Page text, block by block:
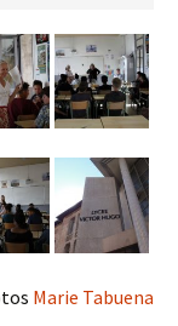
Marie Tabuena